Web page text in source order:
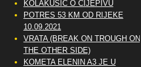
KOLAKUŠIĆ O CIJEPIVU
POTRES 53 KM OD RIJEKE
10.09.2021
VRATA (BREAK ON TROUGH ON
THE OTHER SIDE)
KOMETA ELENIN A3 JE U